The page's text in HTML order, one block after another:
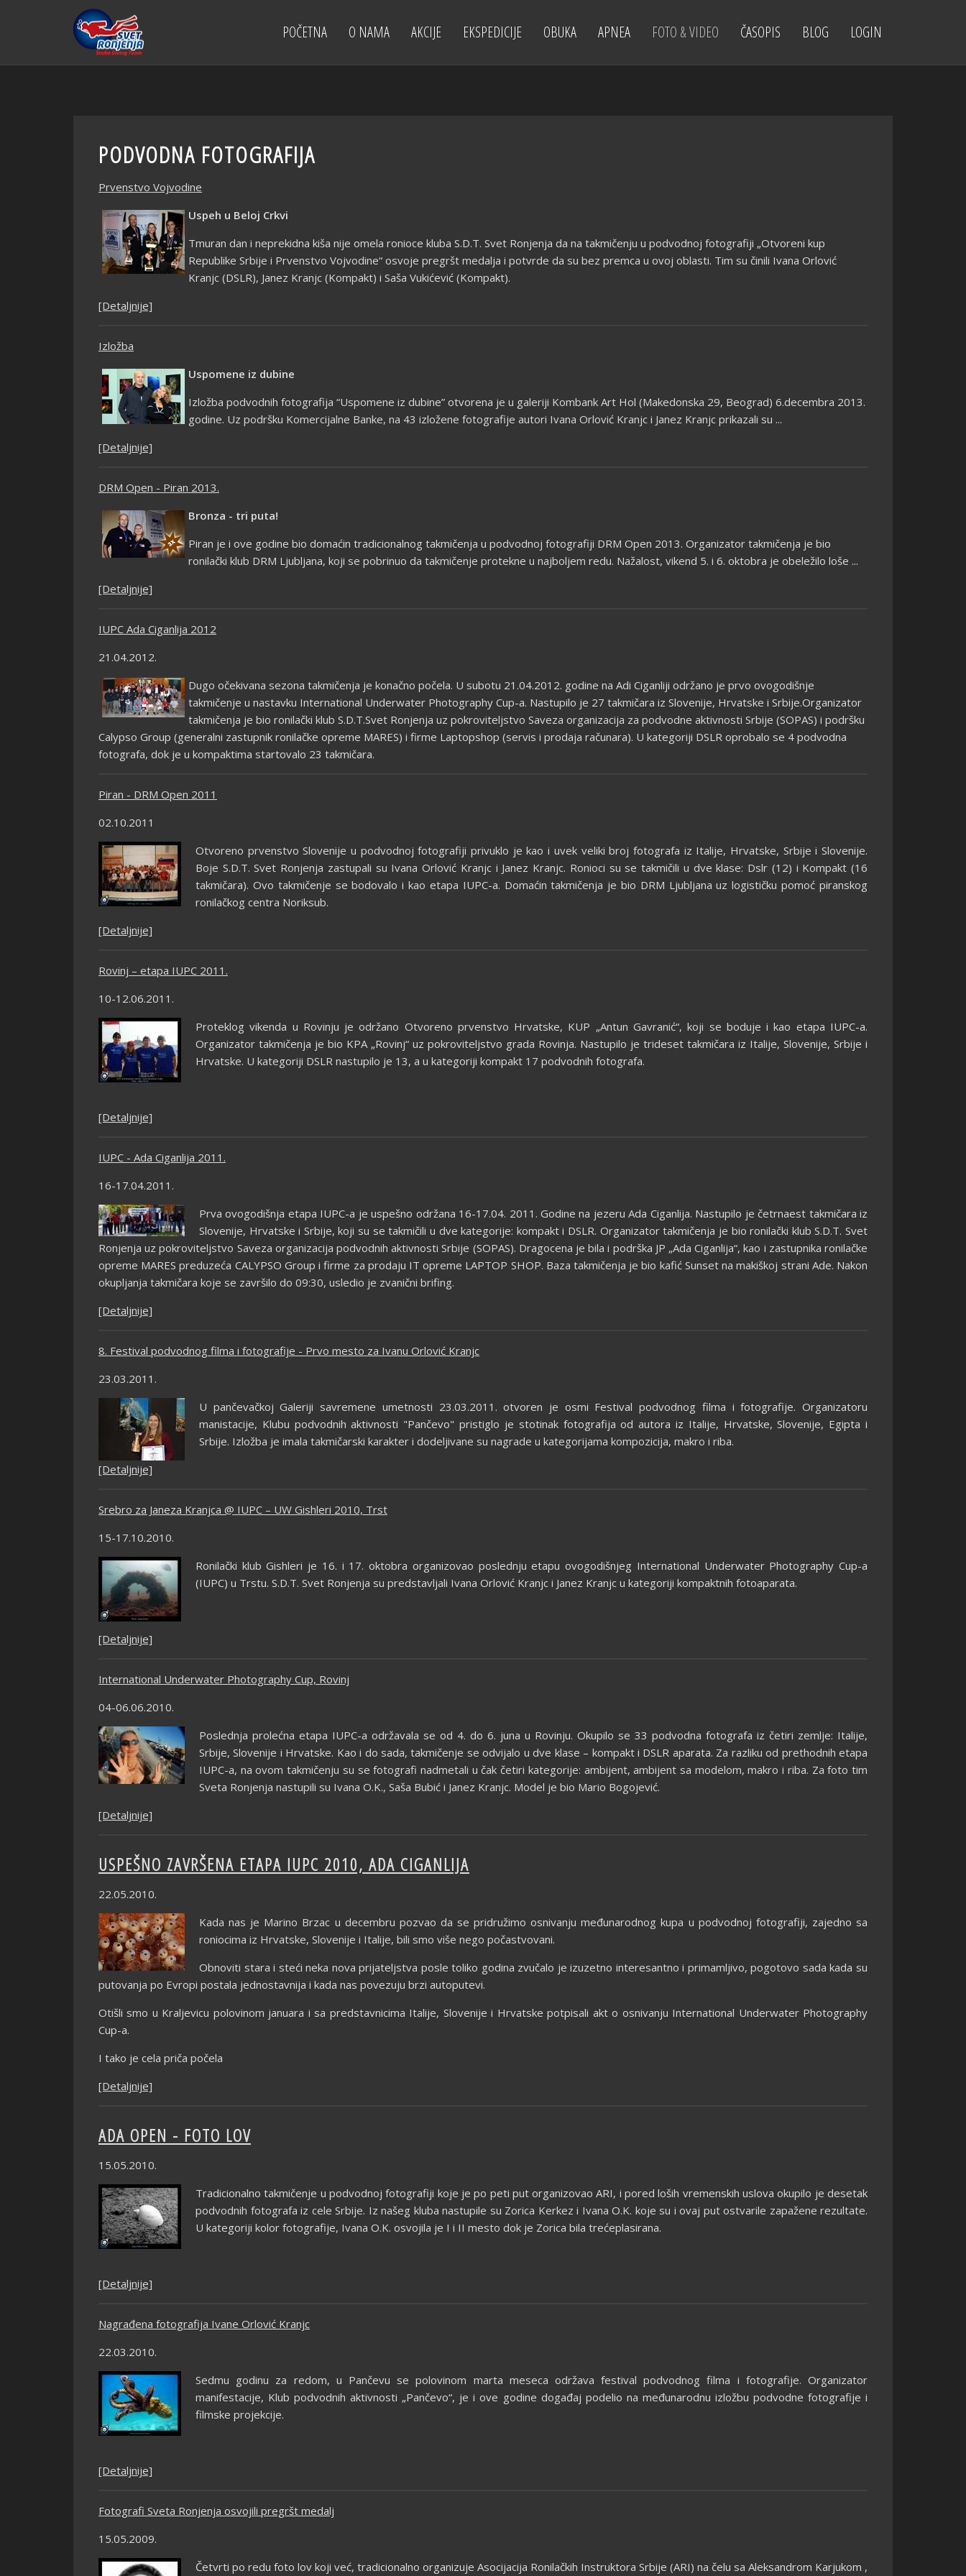
POČETNA O NAMA AKCIJE EKSPEDICIJE OBUKA APNEA FOTO & VIDEO ČASOPIS BLOG LOGIN
PODVODNA FOTOGRAFIJA
Prvenstvo Vojvodine
Uspeh u Beloj Crkvi
Tmuran dan i neprekidna kiša nije omela ronioce kluba S.D.T. Svet Ronjenja da na takmičenju u podvodnoj fotografiji „Otvoreni kup
Republike Srbije i Prvenstvo Vojvodine“ osvoje pregršt medalja i potvrde da su bez premca u ovoj oblasti. Tim su činili Ivana Orlović
Kranjc (DSLR), Janez Kranjc (Kompakt) i Saša Vukićević (Kompakt).
[Detaljnije]
Izložba
Uspomene iz dubine
Izložba podvodnih fotografija “Uspomene iz dubine” otvorena je u galeriji Kombank Art Hol (Makedonska 29, Beograd) 6.decembra 2013.
godine. Uz podršku Komercijalne Banke, na 43 izložene fotografije autori Ivana Orlović Kranjc i Janez Kranjc prikazali su ...
[Detaljnije]
DRM Open - Piran 2013.
Bronza - tri puta!
Piran je i ove godine bio domaćin tradicionalnog takmičenja u podvodnoj fotografiji DRM Open 2013. Organizator takmičenja je bio
ronilački klub DRM Ljubljana, koji se pobrinuo da takmičenje protekne u najboljem redu. Nažalost, vikend 5. i 6. oktobra je obeležilo loše ...
[Detaljnije]
IUPC Ada Ciganlija 2012
21.04.2012.
Dugo očekivana sezona takmičenja je konačno počela. U subotu 21.04.2012. godine na Adi Ciganliji održano je prvo ovogodišnje
takmičenje u nastavku International Underwater Photography Cup-a. Nastupilo je 27 takmičara iz Slovenije, Hrvatske i Srbije.Organizator
takmičenja je bio ronilački klub S.D.T.Svet Ronjenja uz pokroviteljstvo Saveza organizacija za podvodne aktivnosti Srbije (SOPAS) i podršku
Calypso Group (generalni zastupnik ronilačke opreme MARES) i firme Laptopshop (servis i prodaja računara). U kategoriji DSLR oprobalo se 4 podvodna
fotografa, dok je u kompaktima startovalo 23 takmičara.
Piran - DRM Open 2011
02.10.2011
Otvoreno prvenstvo Slovenije u podvodnoj fotografiji privuklo je kao i uvek veliki broj fotografa iz Italije, Hrvatske, Srbije i Slovenije.
Boje S.D.T. Svet Ronjenja zastupali su Ivana Orlović Kranjc i Janez Kranjc. Ronioci su se takmičili u dve klase: Dslr (12) i Kompakt (16
takmičara). Ovo takmičenje se bodovalo i kao etapa IUPC-a. Domaćin takmičenja je bio DRM Ljubljana uz logističku pomoć piranskog
ronilačkog centra Noriksub.
[Detaljnije]
Rovinj – etapa IUPC 2011.
10-12.06.2011.
Proteklog vikenda u Rovinju je održano Otvoreno prvenstvo Hrvatske, KUP „Antun Gavranić“, koji se boduje i kao etapa IUPC-a.
Organizator takmičenja je bio KPA „Rovinj“ uz pokroviteljstvo grada Rovinja. Nastupilo je trideset takmičara iz Italije, Slovenije, Srbije i
Hrvatske. U kategoriji DSLR nastupilo je 13, a u kategoriji kompakt 17 podvodnih fotografa.
[Detaljnije]
IUPC - Ada Ciganlija 2011.
16-17.04.2011.
Prva ovogodišnja etapa IUPC-a je uspešno održana 16-17.04. 2011. Godine na jezeru Ada Ciganlija. Nastupilo je četrnaest takmičara iz
Slovenije, Hrvatske i Srbije, koji su se takmičili u dve kategorije: kompakt i DSLR. Organizator takmičenja je bio ronilački klub S.D.T. Svet
Ronjenja uz pokroviteljstvo Saveza organizacija podvodnih aktivnosti Srbije (SOPAS). Dragocena je bila i podrška JP „Ada Ciganlija“, kao i zastupnika ronilačke
opreme MARES preduzeća CALYPSO Group i firme za prodaju IT opreme LAPTOP SHOP. Baza takmičenja je bio kafić Sunset na makiškoj strani Ade. Nakon
okupljanja takmičara koje se završilo do 09:30, usledio je zvanični brifing.
[Detaljnije]
8. Festival podvodnog filma i fotografije - Prvo mesto za Ivanu Orlović Kranjc
23.03.2011.
U pančevačkoj Galeriji savremene umetnosti 23.03.2011. otvoren je osmi Festival podvodnog filma i fotografije. Organizatoru
manistacije, Klubu podvodnih aktivnosti "Pančevo" pristiglo je stotinak fotografija od autora iz Italije, Hrvatske, Slovenije, Egipta i
Srbije. Izložba je imala takmičarski karakter i dodeljivane su nagrade u kategorijama kompozicija, makro i riba.
[Detaljnije]
Srebro za Janeza Kranjca @ IUPC – UW Gishleri 2010, Trst
15-17.10.2010.
Ronilački klub Gishleri je 16. i 17. oktobra organizovao poslednju etapu ovogodišnjeg International Underwater Photography Cup-a
(IUPC) u Trstu. S.D.T. Svet Ronjenja su predstavljali Ivana Orlović Kranjc i Janez Kranjc u kategoriji kompaktnih fotoaparata.
[Detaljnije]
International Underwater Photography Cup, Rovinj
04-06.06.2010.
Poslednja prolećna etapa IUPC-a održavala se od 4. do 6. juna u Rovinju. Okupilo se 33 podvodna fotografa iz četiri zemlje: Italije,
Srbije, Slovenije i Hrvatske. Kao i do sada, takmičenje se odvijalo u dve klase – kompakt i DSLR aparata. Za razliku od prethodnih etapa
IUPC-a, na ovom takmičenju su se fotografi nadmetali u čak četiri kategorije: ambijent, ambijent sa modelom, makro i riba. Za foto tim
Sveta Ronjenja nastupili su Ivana O.K., Saša Bubić i Janez Kranjc. Model je bio Mario Bogojević.
[Detaljnije]
USPEŠNO ZAVRŠENA ETAPA IUPC 2010, ADA CIGANLIJA
22.05.2010.
Kada nas je Marino Brzac u decembru pozvao da se pridružimo osnivanju međunarodnog kupa u podvodnoj fotografiji, zajedno sa
roniocima iz Hrvatske, Slovenije i Italije, bili smo više nego počastvovani.
Obnoviti stara i steći neka nova prijateljstva posle toliko godina zvučalo je izuzetno interesantno i primamljivo, pogotovo sada kada su
putovanja po Evropi postala jednostavnija i kada nas povezuju brzi autoputevi.
Otišli smo u Kraljevicu polovinom januara i sa predstavnicima Italije, Slovenije i Hrvatske potpisali akt o osnivanju International Underwater Photography
Cup-a.
I tako je cela priča počela
[Detaljnije]
ADA OPEN - FOTO LOV
15.05.2010.
Tradicionalno takmičenje u podvodnoj fotografiji koje je po peti put organizovao ARI, i pored loših vremenskih uslova okupilo je desetak
podvodnih fotografa iz cele Srbije. Iz našeg kluba nastupile su Zorica Kerkez i Ivana O.K. koje su i ovaj put ostvarile zapažene rezultate.
U kategoriji kolor fotografije, Ivana O.K. osvojila je I i II mesto dok je Zorica bila trećeplasirana.
[Detaljnije]
Nagrađena fotografija Ivane Orlović Kranjc
22.03.2010.
Sedmu godinu za redom, u Pančevu se polovinom marta meseca održava festival podvodnog filma i fotografije. Organizator
manifestacije, Klub podvodnih aktivnosti „Pančevo“, je i ove godine događaj podelio na međunarodnu izložbu podvodne fotografije i
filmske projekcije.
[Detaljnije]
Fotografi Sveta Ronjenja osvojili pregršt medalj
15.05.2009.
Četvrti po redu foto lov koji već, tradicionalno organizuje Asocijacija Ronilačkih Instruktora Srbije (ARI) na čelu sa Aleksandrom Karjukom ,